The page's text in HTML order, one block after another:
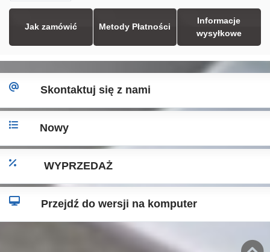
Jak zamówić Metody Płatności
Informacje
wysyłkowe
Skontaktuj się z nami
Nowy
WYPRZEDAŻ
Przejdź do wersji na komputer